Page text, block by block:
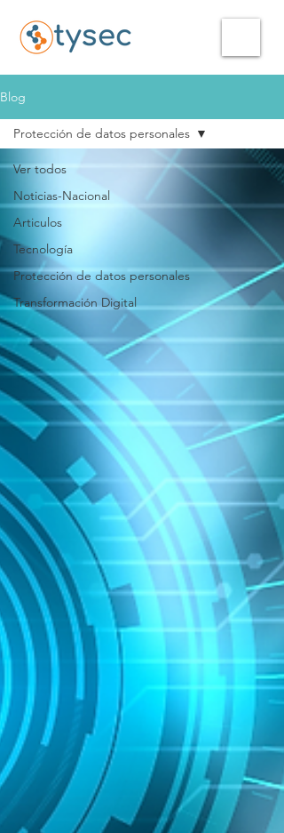
Blog
Ver todos
Noticias-Nacional
Articulos
Tecnología
Protección de datos personales
Transformación Digital
Protección de datos personales